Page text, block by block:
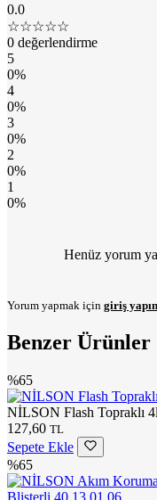
0.0
☆☆☆☆☆
0 değerlendirme
5
0%
4
0%
3
0%
2
0%
1
0%
Henüz yorum
Yorum yapmak için giriş yapın
Benzer Ürünler
%65
NİLSON Flash Topraklı
127,60 TL
Sepete Ekle
%65